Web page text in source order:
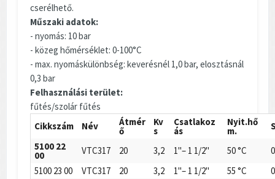
cserélhető.
Műszaki adatok:
- nyomás: 10 bar
- közeg hőmérséklet: 0-100°C
- max. nyomáskülönbség: keverésnél 1,0 bar, elosztásnál
0,3 bar
Felhasználási terület:
fűtés/szolár fűtés
Cikkszám
Név Átmér
ő
Kv
s
Csatlakoz
ás
Nyit.hő
m.
5100 22
00 VTC317 20 3,2 1"– 1 1/2" 50 °C
5100 23 00
VTC317 20 3,2 1"– 1 1/2" 55 °C